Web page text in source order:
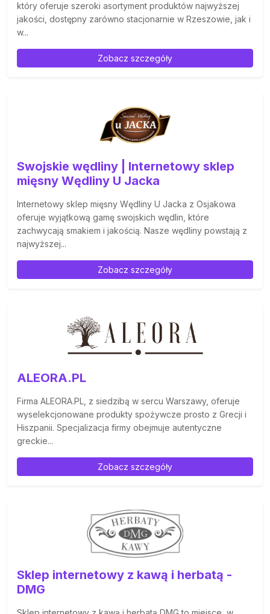
który oferuje szeroki asortyment produktów najwyższej
jakości, dostępny zarówno stacjonarnie w Rzeszowie, jak i
w...
Zobacz szczegóły
Swojskie wędliny | Internetowy sklep
mięsny Wędliny U Jacka
Internetowy sklep mięsny Wędliny U Jacka z Osjakowa
oferuje wyjątkową gamę swojskich wędlin, które
zachwycają smakiem i jakością. Nasze wędliny powstają z
najwyższej...
Zobacz szczegóły
ALEORA.PL
Firma ALEORA.PL, z siedzibą w sercu Warszawy, oferuje
wyselekcjonowane produkty spożywcze prosto z Grecji i
Hiszpanii. Specjalizacja firmy obejmuje autentyczne
greckie...
Zobacz szczegóły
Sklep internetowy z kawą i herbatą -
DMG